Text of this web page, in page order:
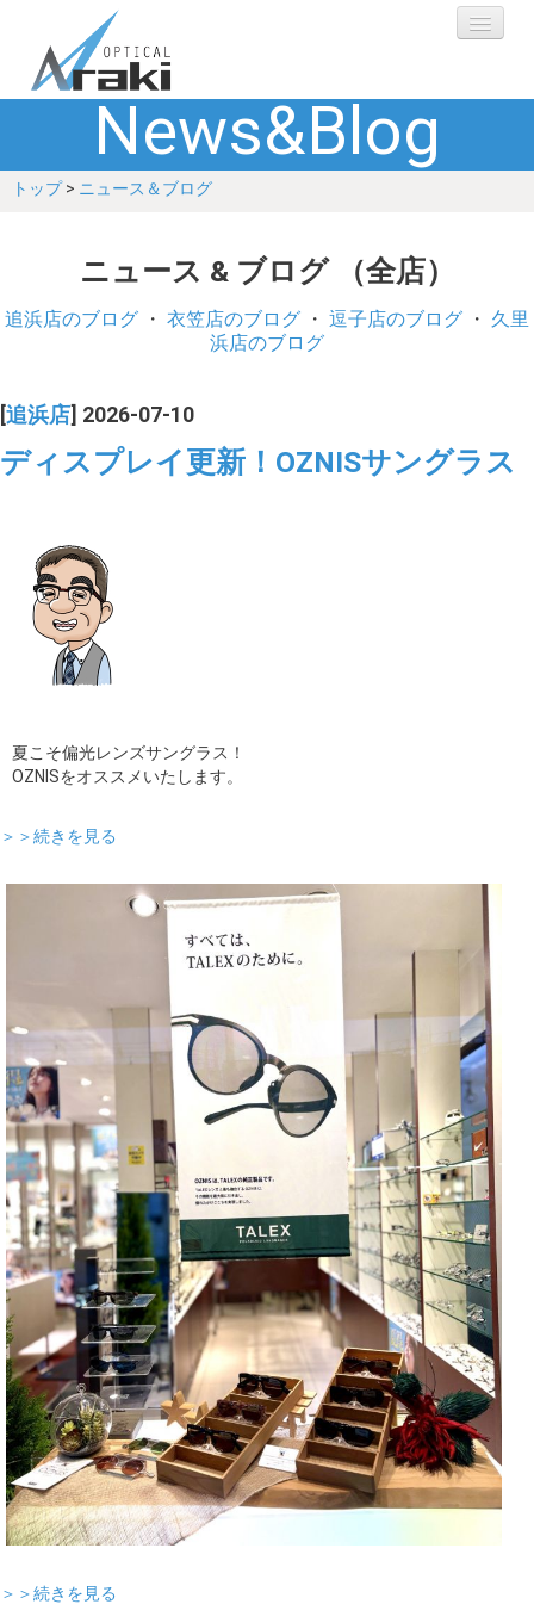
選ばれる理由
ブランド
補聴器
ギャラリー
コラム
ブログ
採用
News&Blog
トップ> ニュース＆ブログ
ニュース & ブログ （全店）
追浜店のブログ ・ 衣笠店のブログ ・ 逗子店のブログ ・ 久里
浜店のブログ
追浜店 ] 2026-07-10
ディスプレイ更新！OZNISサングラス
夏こそ偏光レンズサングラス！
OZNISをオススメいたします。
＞＞続きを見る
＞＞続きを見る